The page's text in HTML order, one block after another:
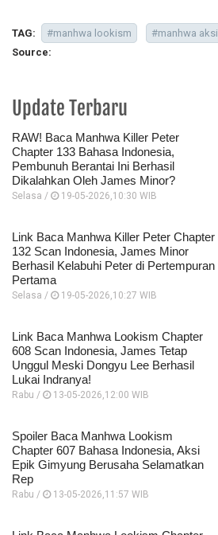
TAG:
#manhwa lookism
#manhwa aksi
Source:
Update Terbaru
RAW! Baca Manhwa Killer Peter
Chapter 133 Bahasa Indonesia,
Pembunuh Berantai Ini Berhasil
Dikalahkan Oleh James Minor?
Selasa / 19-05-2026,10:30 WIB
Link Baca Manhwa Killer Peter Chapter
132 Scan Indonesia, James Minor
Berhasil Kelabuhi Peter di Pertempuran
Pertama
Selasa / 19-05-2026,10:27 WIB
Link Baca Manhwa Lookism Chapter
608 Scan Indonesia, James Tetap
Unggul Meski Dongyu Lee Berhasil
Lukai Indranya!
Rabu / 13-05-2026,12:00 WIB
Spoiler Baca Manhwa Lookism
Chapter 607 Bahasa Indonesia, Aksi
Epik Gimyung Berusaha Selamatkan
Rep
Rabu / 13-05-2026,11:57 WIB